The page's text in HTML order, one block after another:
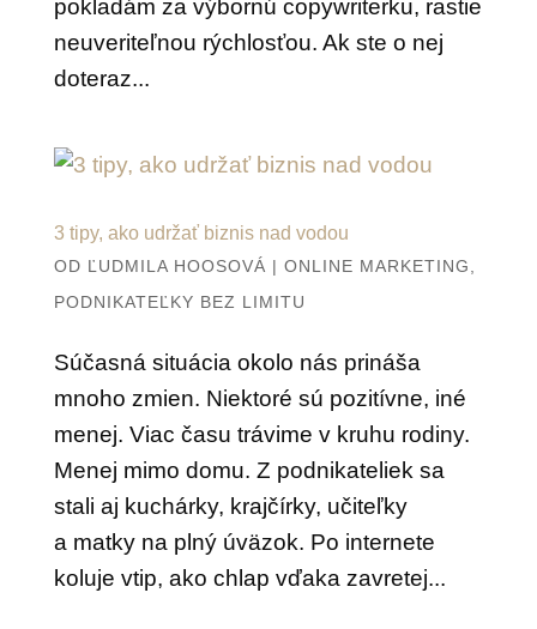
pokladám za výbornú copywriterku, rastie
neuveriteľnou rýchlosťou. Ak ste o nej
doteraz...
3 tipy, ako udržať biznis nad vodou
OD ĽUDMILA HOOSOVÁ | ONLINE MARKETING
PODNIKATEĽKY BEZ LIMITU
Súčasná situácia okolo nás prináša
mnoho zmien. Niektoré sú pozitívne, iné
menej. Viac času trávime v kruhu rodiny.
Menej mimo domu. Z podnikateliek sa
stali aj kuchárky, krajčírky, učiteľky
a matky na plný úväzok. Po internete
koluje vtip, ako chlap vďaka zavretej...